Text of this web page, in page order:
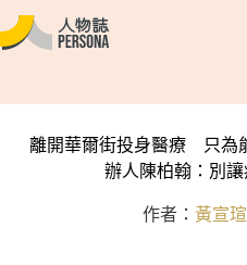
離開華爾街投身醫療 只為
辦人陳柏翰：別
作者： 黃宣瑄